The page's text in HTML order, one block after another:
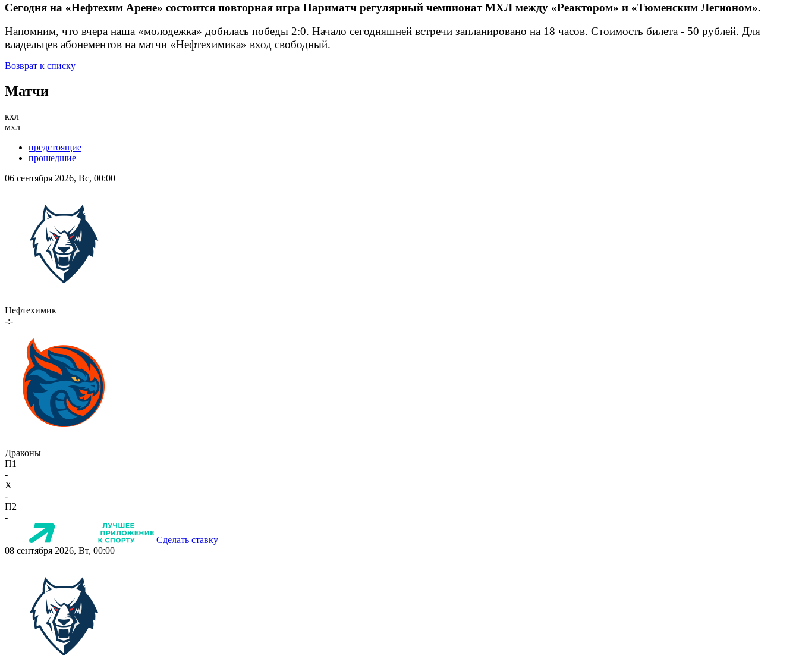
Сегодня на «Нефтехим Арене» состоится повторная игра Париматч регулярный чемпионат МХЛ между «Реактором» и «Тюменским Легионом».
Напомним, что вчера наша «молодежка» добилась победы 2:0. Начало сегодняшней встречи запланировано на 18 часов. Стоимость билета - 50 рублей. Для
владельцев абонементов на матчи «Нефтехимика» вход свободный.
Возврат к списку
Матчи
кхл
мхл
предстоящие
прошедшие
06 сентября 2026, Вс, 00:00
Нефтехимик
-:-
Драконы
П1
-
X
-
П2
-
Сделать ставку
08 сентября 2026, Вт, 00:00